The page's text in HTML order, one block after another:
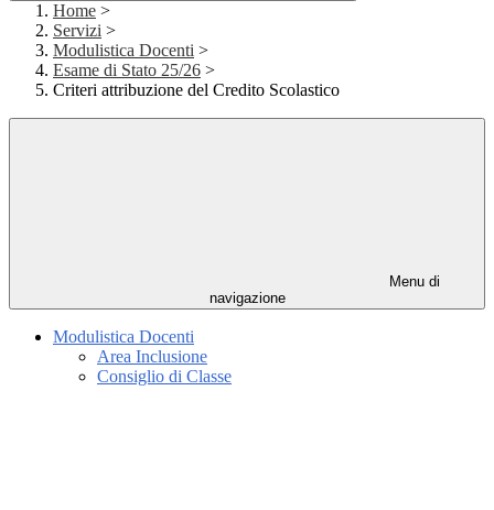
Home >
Servizi >
Modulistica Docenti >
Esame di Stato 25/26 >
Criteri attribuzione del Credito Scolastico
Menu di
navigazione
Modulistica Docenti
Area Inclusione
Consiglio di Classe